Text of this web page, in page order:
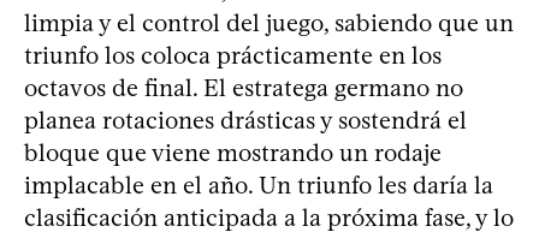
limpia y el control del juego, sabiendo que un
triunfo los coloca prácticamente en los
octavos de final. El estratega germano no
planea rotaciones drásticas y sostendrá el
bloque que viene mostrando un rodaje
implacable en el año. Un triunfo les daría la
clasificación anticipada a la próxima fase, y lo